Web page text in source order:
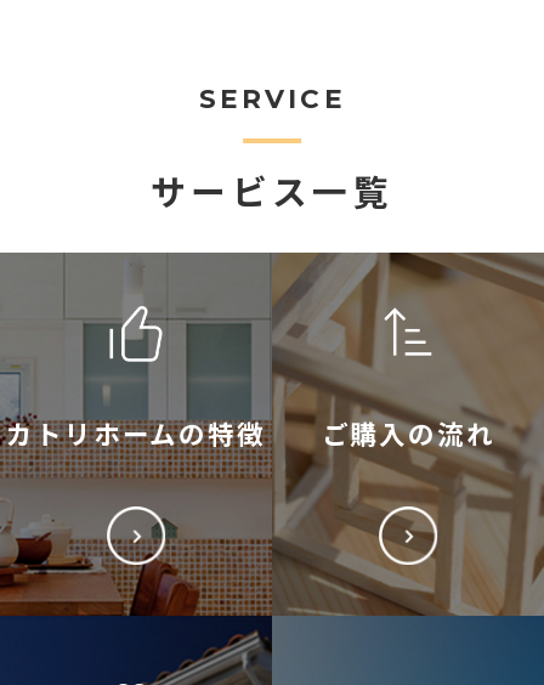
SERVICE
サービス一覧
カトリホームの特徴 ご購入の流れ